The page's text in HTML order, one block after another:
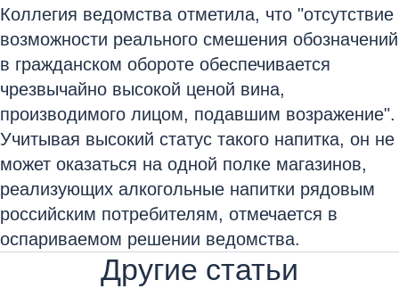
Коллегия ведомства отметила, что "отсутствие
возможности реального смешения обозначений
в гражданском обороте обеспечивается
чрезвычайно высокой ценой вина,
производимого лицом, подавшим возражение".
Учитывая высокий статус такого напитка, он не
может оказаться на одной полке магазинов,
реализующих алкогольные напитки рядовым
российским потребителям, отмечается в
оспариваемом решении ведомства.
Другие статьи